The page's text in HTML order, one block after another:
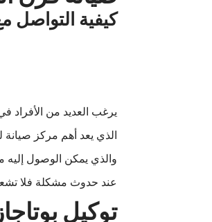
كيفية التواصل
يرغب العديد من الأفراد
الذي يعد أهم مركز
والذي يمكن الوصول إليه
عند حدوث مشكلة فلا
توكيل